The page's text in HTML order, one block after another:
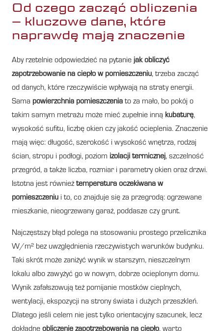
Od czego zacząć obliczenia
– kluczowe dane, które
naprawdę mają znaczenie
Aby rzetelnie odpowiedzieć na pytanie jak obliczyć
zapotrzebowanie na ciepło w pomieszczeniu, trzeba zacząć
od danych, które rzeczywiście wpływają na straty energii.
Sama powierzchnia pomieszczenia to za mało, bo pokój o
takim samym metrażu może mieć zupełnie inną kubaturę,
wysokość sufitu, liczbę okien czy jakość ocieplenia. Znaczenie
mają więc: długość, szerokość i wysokość wnętrza, rodzaj
ścian, stropu i podłogi, poziom izolacji termicznej, szczelność
przegród, a także liczba, rozmiar i parametry okien oraz drzwi.
Istotna jest również temperatura oczekiwana w
pomieszczeniu i to, co znajduje się za przegrodą: ogrzewane
mieszkanie, nieogrzewany garaż, poddasze czy grunt.
Najczęstszy błąd polega na stosowaniu prostego przelicznika
W/m² bez uwzględnienia rzeczywistych warunków budynku.
Taki skrót może zaniżyć wynik w starszym, nieszczelnym
lokalu albo zawyżyć go w nowym, dobrze ocieplonym domu.
Wynik zafałszowują też pomijanie mostków cieplnych,
wentylacji, ekspozycji na strony świata i dużych przeszkleń.
Dlatego jeśli celem nie jest tylko orientacyjny szacunek, lecz
dokładne obliczenie zapotrzebowania na ciepło, warto